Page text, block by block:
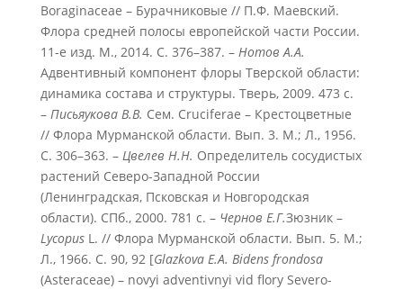
Boraginaceae – Бурачниковые // П.Ф. Маевский.
Флора средней полосы европейской части России.
11-е изд. М., 2014. С. 376–387. – Нотов А.А.
Адвентивный компонент флоры Тверской области:
динамика состава и структуры. Тверь, 2009. 473 с.
– Письяукова В.В. Сем. Cruciferae – Крестоцветные
// Флора Мурманской области. Вып. 3. М.; Л., 1956.
С. 306–363. – Цвелев Н.Н. Определитель сосудистых
растений Северо-Западной России
(Ленинградская, Псковская и Новгородская
области). СПб., 2000. 781 с. – Чернов Е.Г.Зюзник –
LycopusL. // Флора Мурманской области. Вып. 5. М.;
Л., 1966. С. 90, 92 [Glazkova E.A. Bidens frondosa
(Asteraceae) – novyi adventivnyi vid flory Severo-